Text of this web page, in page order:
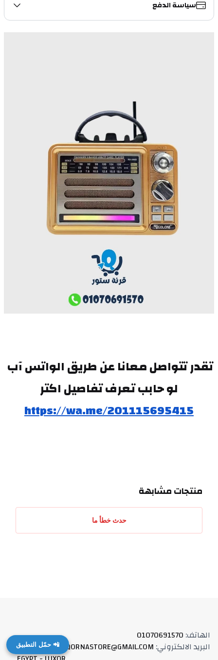
📲 حمّل التطبيق
سياسة الدفع
لو حابب تعرف تفاصيل اكتر
https://wa.me/201115695415
منتجات مشابهة
حدث خطأ ما
الهاتف:
01070691570
البريد الالكتروني:
QORNASTORE@GMAIL.COM العنوان: